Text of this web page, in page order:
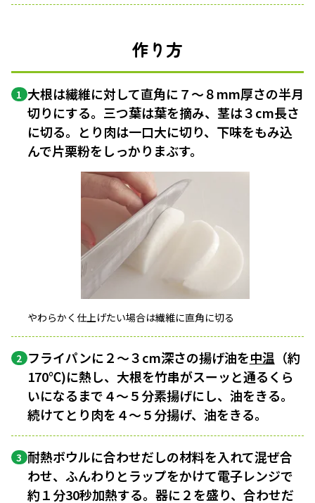
作り方
1 大根は繊維に対して直角に７〜８mm厚さの半月
切りにする。三つ葉は葉を摘み、茎は３cm長さ
に切る。とり肉は一口大に切り、下味をもみ込
んで片栗粉をしっかりまぶす。
やわらかく仕上げたい場合は繊維に直角に切る
2 フライパンに２〜３cm深さの揚げ油を中温 （約
170℃)に熱し、大根を竹串がスーッと通るくら
いになるまで４〜５分素揚げにし、油をきる。
続けてとり肉を４〜５分揚げ、油をきる。
3 耐熱ボウルに合わせだしの材料を入れて混ぜ合
わせ、ふんわりとラップをかけて電子レンジで
約１分30秒加熱する。器に２を盛り、合わせだ